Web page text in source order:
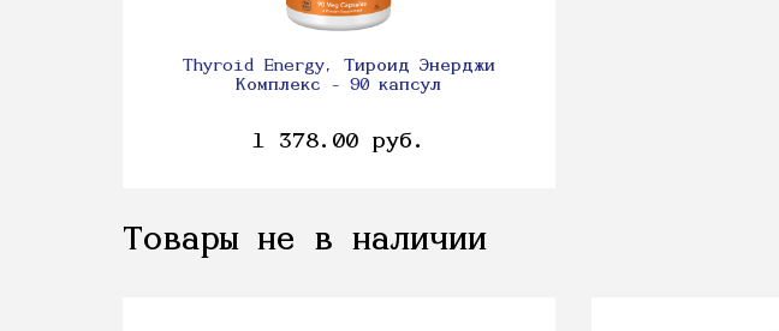
Thyroid Energy, Тироид Энерджи
Комплекс - 90 капсул
1 378.00 руб.
Товары не в наличии